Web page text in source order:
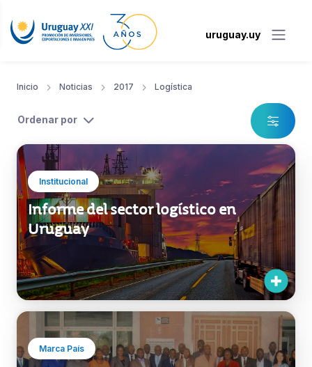
uruguay.uy
Inicio Noticias 2017 Logística
Ordenar por
Institucional
Informe del sector logístico en
Uruguay
Marca País